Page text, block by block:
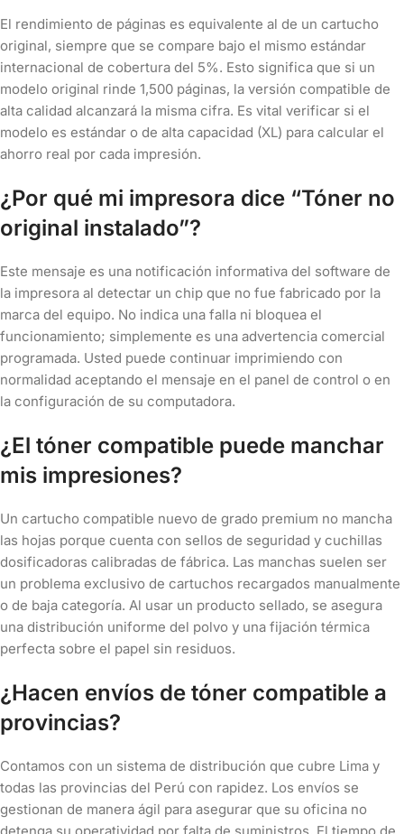
El rendimiento de páginas es equivalente al de un cartucho
original, siempre que se compare bajo el mismo estándar
internacional de cobertura del 5%. Esto significa que si un
modelo original rinde 1,500 páginas, la versión compatible de
alta calidad alcanzará la misma cifra. Es vital verificar si el
modelo es estándar o de alta capacidad (XL) para calcular el
ahorro real por cada impresión.
¿Por qué mi impresora dice “Tóner no
original instalado”?
Este mensaje es una notificación informativa del software de
la impresora al detectar un chip que no fue fabricado por la
marca del equipo. No indica una falla ni bloquea el
funcionamiento; simplemente es una advertencia comercial
programada. Usted puede continuar imprimiendo con
normalidad aceptando el mensaje en el panel de control o en
la configuración de su computadora.
¿El tóner compatible puede manchar
mis impresiones?
Un cartucho compatible nuevo de grado premium no mancha
las hojas porque cuenta con sellos de seguridad y cuchillas
dosificadoras calibradas de fábrica. Las manchas suelen ser
un problema exclusivo de cartuchos recargados manualmente
o de baja categoría. Al usar un producto sellado, se asegura
una distribución uniforme del polvo y una fijación térmica
perfecta sobre el papel sin residuos.
¿Hacen envíos de tóner compatible a
provincias?
Contamos con un sistema de distribución que cubre Lima y
todas las provincias del Perú con rapidez. Los envíos se
gestionan de manera ágil para asegurar que su oficina no